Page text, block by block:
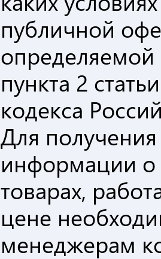
публичной
пункта 2
кодекса
Для
информации о
товарах,
цене
менеджерам